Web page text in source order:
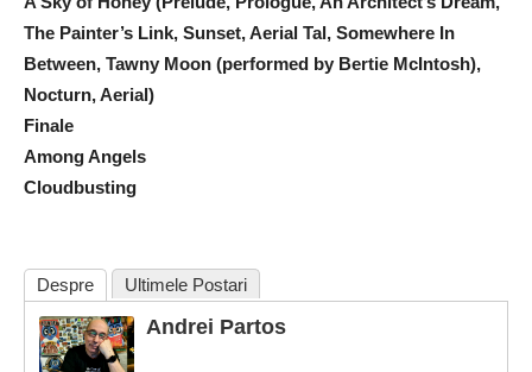
The Painter’s Link, Sunset, Aerial Tal, Somewhere In
Between, Tawny Moon (performed by Bertie McIntosh),
Nocturn, Aerial)
Finale
Among Angels
Cloudbusting
Despre Ultimele Postari
Andrei Partos